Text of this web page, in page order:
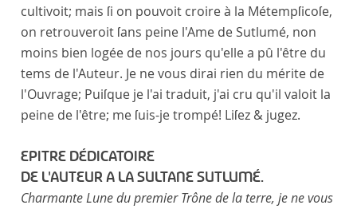
cultivoit; mais ſi on pouvoit croire à la Métempſicoſe,
on retrouveroit ſans peine l'Ame de Sutlumé, non
moins bien logée de nos jours qu'elle a pû l'être du
tems de l'Auteur. Je ne vous dirai rien du mérite de
l'Ouvrage; Puiſque je l'ai traduit, j'ai cru qu'il valoit la
peine de l'être; me ſuis-je trompé! Liſez & jugez.
EPITRE DÉDICATOIRE
DE L'AUTEUR A LA SULTANE SUTLUMÉ.
Charmante Lune du premier Trône de la terre, je ne vous